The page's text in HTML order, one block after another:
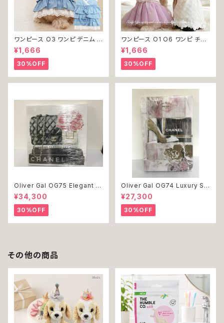
ワンピース O3 ワンピ デニム プ
リーツ レース 女の子 犬 犬服
小型 猫 服 洋服 ペット dog ド
ッグウェア おしゃれ かわいい 返
品交換不可
¥1,666
30%OFF
ワンピース O1 O6 ワンピ チュ
ール レース 花 フラワー 女の子
犬 犬服 小型 猫 服 洋服 ペット
dog ドッグウェア おしゃれ かわ
いい 返品交換不可
¥1,666
30%OFF
Oliver Gal OG75 Elegant E
ssentials Paris 絵 アート イ
ンテリア お祝い 贈り物 プレゼ
ント 結婚 新築 開店 周年 バー
スデイ 誕生日 ご褒美
¥34,300
30%OFF
Oliver Gal OG74 Luxury St
acked Shoes Rose Giftbo
x 絵 アート インテリア お祝い
贈り物 プレゼント 結婚 新築 開
店 周年 バースデイ 誕生日 ご褒
美
¥27,300
30%OFF
その他の商品